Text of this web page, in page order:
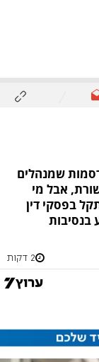
שמנהלים
אבל מי
בפסקי דין
בנסיבות
2 דקות